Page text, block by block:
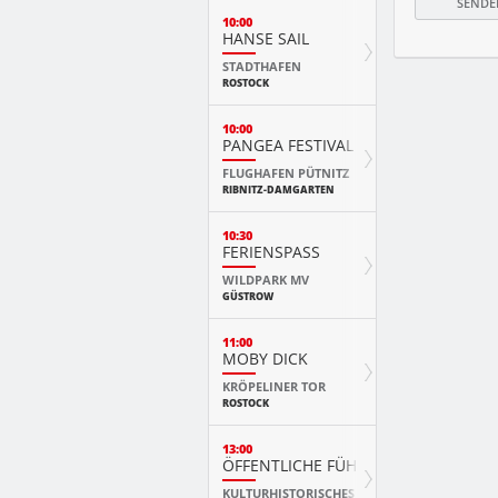
10:00
HANSE SAIL
STADTHAFEN
ROSTOCK
10:00
PANGEA FESTIVAL
FLUGHAFEN PÜTNITZ
RIBNITZ-DAMGARTEN
10:30
FERIENSPASS
WILDPARK MV
GÜSTROW
11:00
MOBY DICK
KRÖPELINER TOR
ROSTOCK
13:00
ÖFFENTLICHE FÜHRUNG
KULTURHISTORISCHES MUSEUM